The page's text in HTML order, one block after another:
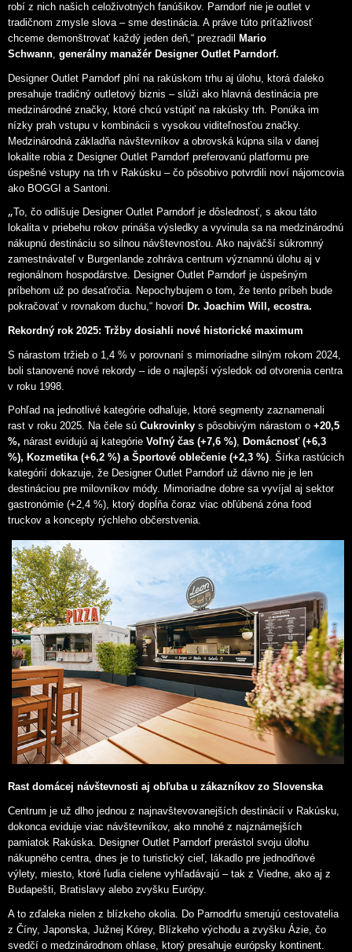
robí z nich našich celoživotných fanúšikov. Parndorf nie je outlet v
tradičnom zmysle slova – sme destinácia. A práve túto príťažlivosť
chceme demonštrovať každý jeden deň,“ prezradil
Mario
Schwann, generálny manažér Designer Outlet Parndorf.
Designer Outlet Parndorf plní na rakúskom trhu aj úlohu, ktorá ďaleko
presahuje tradičný outletový biznis – slúži ako hlavná destinácia pre
medzinárodné značky, ktoré chcú vstúpiť na rakúsky trh. Ponúka im
nízky prah vstupu v kombinácii s vysokou viditeľnosťou značky.
Medzinárodná základňa návštevníkov a obrovská kúpna sila v danej
lokalite robia z Designer Outlet Parndorf preferovanú platformu pre
úspešné vstupy na trh v Rakúsku – čo pôsobivo potvrdili noví nájomcovia
ako BOGGI a Santoni.
„To, čo odlišuje Designer Outlet Parndorf je dôslednosť, s akou táto
lokalita v priebehu rokov prináša výsledky a vyvinula sa na medzinárodnú
nákupnú destináciu so silnou návštevnosťou. Ako najväčší súkromný
zamestnávateľ v Burgenlande zohráva centrum významnú úlohu aj v
regionálnom hospodárstve. Designer Outlet Parndorf je úspešným
príbehom už po desaťročia. Nepochybujem o tom, že tento príbeh bude
pokračovať v rovnakom duchu,“ hovorí Dr. Joachim Will, ecostra.
Rekordný rok 2025: Tržby dosiahli nové historické maximum
S nárastom tržieb o 1,4 % v porovnaní s mimoriadne silným rokom 2024,
boli stanovené nové rekordy – ide o najlepší výsledok od otvorenia centra
v roku 1998.
Pohľad na jednotlivé kategórie odhaľuje, ktoré segmenty zaznamenali
rast v roku 2025. Na čele sú Cukrovinky s pôsobivým nárastom o +20,5
%, nárast evidujú aj kategórie Voľný čas (+7,6 %), Domácnosť (+6,3
%), Kozmetika (+6,2 %) a Športové oblečenie (+2,3 %). Šírka rastúcich
kategórií dokazuje, že Designer Outlet Parndorf už dávno nie je len
destináciou pre milovníkov módy. Mimoriadne dobre sa vyvíjal aj sektor
gastronómie (+2,4 %), ktorý dopĺňa čoraz viac obľúbená zóna food
truckov a koncepty rýchleho občerstvenia.
Rast domácej návštevnosti aj obľuba u zákazníkov zo Slovenska
Centrum je už dlho jednou z najnavštevovanejších destinácií v Rakúsku,
dokonca eviduje viac návštevníkov, ako mnohé z najznámejších
pamiatok Rakúska. Designer Outlet Parndorf prerástol svoju úlohu
nákupného centra, dnes je to turistický cieľ, lákadlo pre jednodňové
výlety, miesto, ktoré ľudia cielene vyhľadávajú – tak z Viedne, ako aj z
Budapešti, Bratislavy alebo zvyšku Európy.
A to zďaleka nielen z blízkeho okolia. Do Parnodrfu smerujú cestovatelia
z Číny, Japonska, Južnej Kórey, Blízkeho východu a zvyšku Ázie, čo
svedčí o medzinárodnom ohlase, ktorý presahuje európsky kontinent.